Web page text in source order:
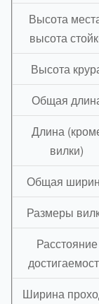
Высота
высота
Высота
Общая
Длина
вилки)
Общая
Размеры
Расстояние
Ширина